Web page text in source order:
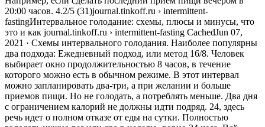
20:00 часов. 4.2/5 (31)journal.tinkoff.ru › intermittent-
fastingИнтервальное голодание: схемы, плюсы и минусы, что
это и как journal.tinkoff.ru › intermittent-fasting CachedJun 07,
2021 · Схемы интервального голодания. Наиболее популярны
два подхода: Ежедневный подход, или метод 16/8. Человек
выбирает окно продолжительностью 8 часов, в течение
которого можно есть в обычном режиме. В этот интервал
можно запланировать два-три, а при желании и больше
приемов пищи. Но не голодать, а потреблять меньше. Два дня
с ограничением калорий не должны идти подряд. 24, здесь
речь идет о полном отказе от еды на сутки. Полностью